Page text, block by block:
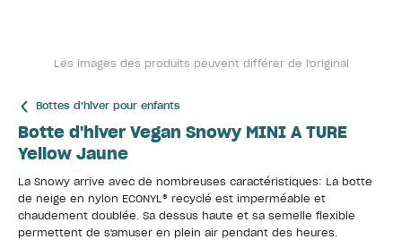
Les images des produits peuvent différer de l'original
Bottes d'hiver pour enfants
Botte d'hiver Vegan Snowy MINI A TURE
Yellow Jaune
La Snowy arrive avec de nombreuses caractéristiques: La botte
de neige en nylon ECONYL® recyclé est imperméable et
chaudement doublée. Sa dessus haute et sa semelle flexible
permettent de s'amuser en plein air pendant des heures.